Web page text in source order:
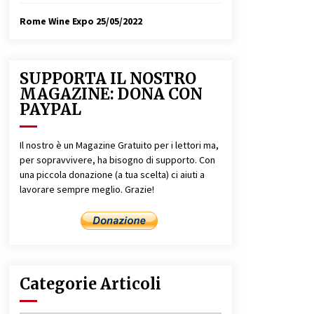
Rome Wine Expo 25/05/2022
SUPPORTA IL NOSTRO
MAGAZINE: DONA CON
PAYPAL
Il nostro è un Magazine Gratuito per i lettori ma,
per sopravvivere, ha bisogno di supporto. Con
una piccola donazione (a tua scelta) ci aiuti a
lavorare sempre meglio. Grazie!
Categorie Articoli